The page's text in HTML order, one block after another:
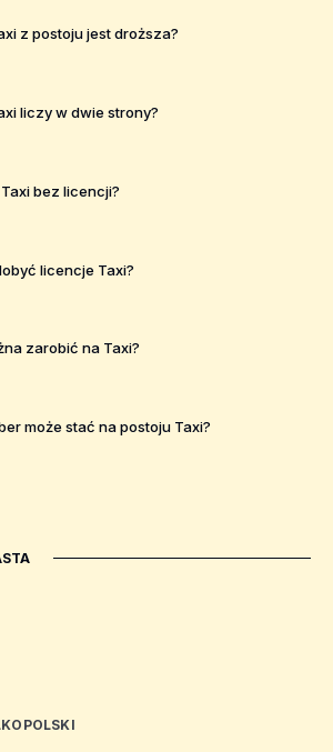
z postoju jest droższa?
liczy w dwie strony?
bez licencji?
licencje Taxi?
zarobić na Taxi?
może stać na postoju Taxi?